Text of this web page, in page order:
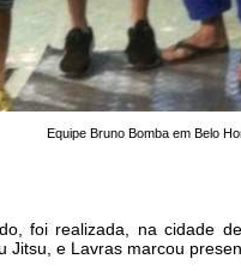
Equipe Bruno Bomba em Belo
foi realizada, na cidade
Jitsu, e Lavras marcou